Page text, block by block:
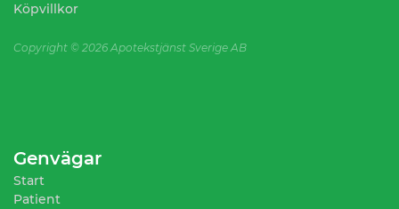
Köpvillkor
Copyright © 2026 Apotekstjänst Sverige AB
Genvägar
Start
Patient